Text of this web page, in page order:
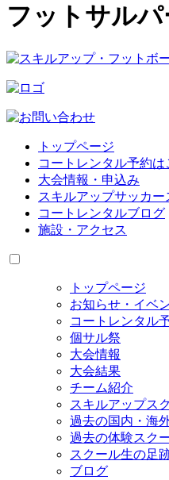
フットサルパ
トップページ
コートレンタル予約は
大会情報・申込み
スキルアップサッカー
コートレンタルブログ
施設・アクセス
トップページ
お知らせ・イベ
コートレンタル
個サル祭
大会情報
大会結果
チーム紹介
スキルアップス
過去の国内・海
過去の体験スク
スクール生の足
ブログ